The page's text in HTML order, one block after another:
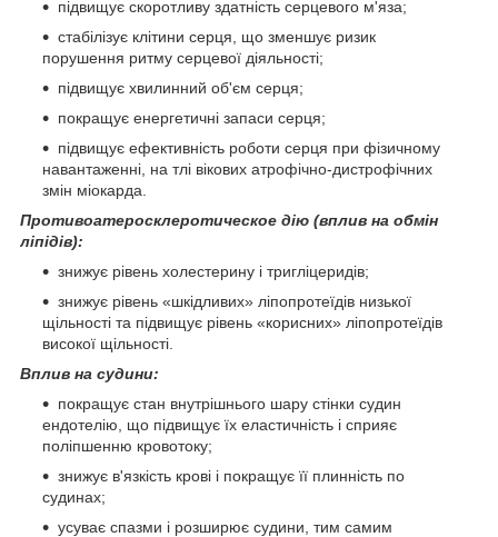
підвищує скоротливу здатність серцевого м'яза;
стабілізує клітини серця, що зменшує ризик
порушення ритму серцевої діяльності;
підвищує хвилинний об'єм серця;
покращує енергетичні запаси серця;
підвищує ефективність роботи серця при фізичному
навантаженні, на тлі вікових атрофічно-дистрофічних
змін міокарда.
Противоатеросклеротическое дію (вплив на обмін
ліпідів):
знижує рівень холестерину і тригліцеридів;
знижує рівень «шкідливих» ліпопротеїдів низької
щільності та підвищує рівень «корисних» ліпопротеїдів
високої щільності.
Вплив на судини:
покращує стан внутрішнього шару стінки судин
ендотелію, що підвищує їх еластичність і сприяє
поліпшенню кровотоку;
знижує в'язкість крові і покращує її плинність по
судинах;
усуває спазми і розширює судини, тим самим